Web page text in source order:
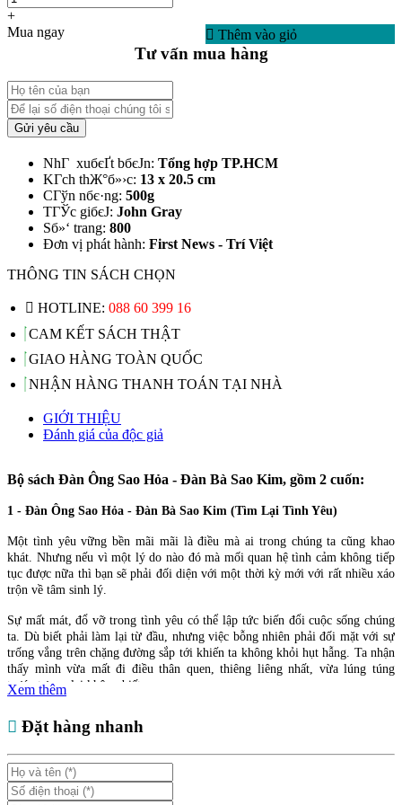
+
Mua ngay
Thêm vào giỏ
Tư vấn mua hàng
Gửi yêu cầu
NhГ xuбєҐt bбєЈn: Tổng hợp TP.HCM
KГ­ch thЖ°б»›c: 13 x 20.5 cm
CГўn nбє·ng: 500g
TГЎc giбєЈ: John Gray
Sб»‘ trang: 800
Đơn vị phát hành: First News - Trí Việt
THÔNG TIN SÁCH CHỌN
HOTLINE: 088 60 399 16
CAM KẾT SÁCH THẬT
GIAO HÀNG TOÀN QUỐC
NHẬN HÀNG THANH TOÁN TẠI NHÀ
GIỚI THIỆU
Đánh giá của độc giả
Bộ sách Đàn Ông Sao Hỏa - Đàn Bà Sao Kim, gồm 2 cuốn:
1 - Đàn Ông Sao Hỏa - Đàn Bà Sao Kim (Tìm Lại Tình Yêu)
Một tình yêu vững bền mãi mãi là điều mà ai trong chúng ta cũng khao
khát. Nhưng nếu vì một lý do nào đó mà mối quan hệ tình cảm không tiếp
tục được nữa thì bạn sẽ phải đối diện với một thời kỳ mới với rất nhiều xáo
trộn về tâm sinh lý.
Sự mất mát, đổ vỡ trong tình yêu có thể lập tức biến đổi cuộc sống chúng
ta. Dù biết phải làm lại từ đầu, nhưng việc bỗng nhiên phải đối mặt với sự
trống vắng trên chặng đường sắp tới khiến ta không khỏi hụt hẫng. Ta nhận
thấy mình vừa mất đi điều thân quen, thiêng liêng nhất, vừa lúng túng
trước tương lai không biết ra sao.
mình cần làm gì để cuộc sống tốt hơn. Những điều tâm huyết trong cuốn
ra sau hai mươi tám năm tích lũy kinh nghiệm tư vấn cho nhiều người hàn
gắn vết thương lòng khi tình yêu đổ vỡ hay mất đi người thân. Dù có một
cảnh ngộ khác nhau, nhưng mỗi người đều có một điểm chung là bất hạnh
Xem thêm
Đặt hàng nhanh